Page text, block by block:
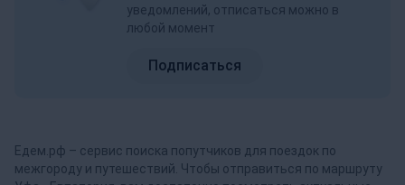
уведомлений, отписаться можно в
любой момент
Подписаться
Едем.рф – сервис поиска попутчиков для поездок по
межгороду и путешествий. Чтобы отправиться по маршруту